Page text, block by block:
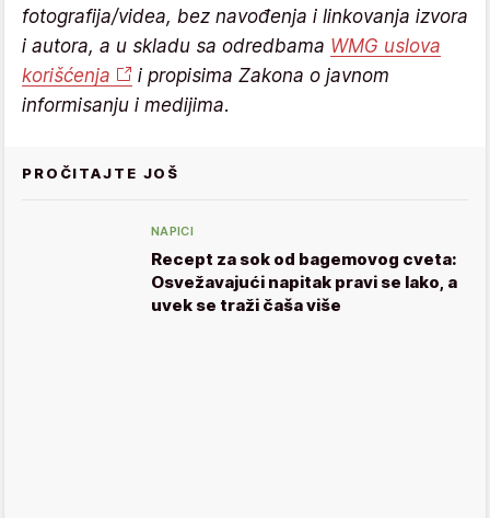
fotografija/videa, bez navođenja i linkovanja izvora
i autora, a u skladu sa odredbama WMG uslova
korišćenja
i propisima Zakona o javnom
informisanju i medijima.
PROČITAJTE JOŠ
NAPICI
Recept za sok od bagemovog cveta:
Osvežavajući napitak pravi se lako, a
uvek se traži čaša više